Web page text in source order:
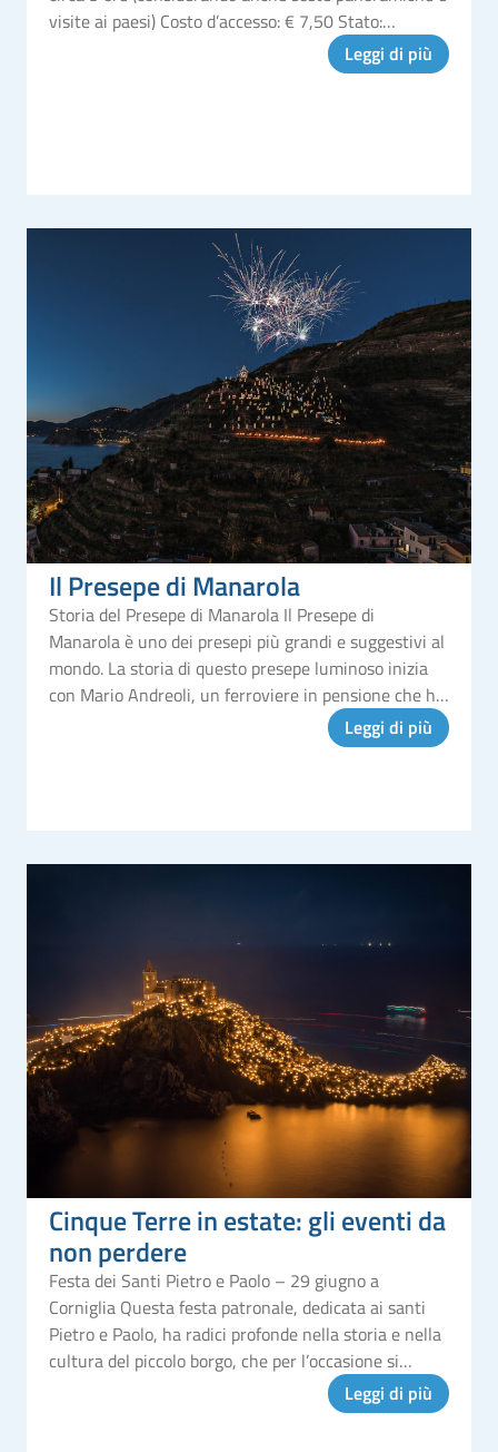
visite ai paesi) Costo d’accesso: € 7,50 Stato:
Leggi di più
Il Presepe di Manarola
Storia del Presepe di Manarola Il Presepe di
Manarola è uno dei presepi più grandi e suggestivi al
mondo. La storia di questo presepe luminoso inizia
con Mario Andreoli, un ferroviere in pensione che ha
dedicato gran parte della sua vita alla creazione di
Leggi di più
Cinque Terre in estate: gli eventi da
non perdere
Festa dei Santi Pietro e Paolo – 29 giugno a
Corniglia Questa festa patronale, dedicata ai santi
Pietro e Paolo, ha radici profonde nella storia e nella
cultura del piccolo borgo, che per l’occasione si
Leggi di più